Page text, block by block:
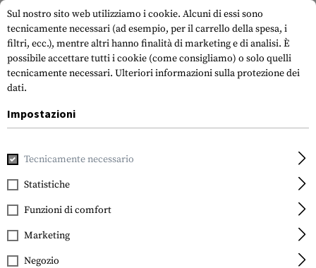
IMI Defense
Belt Clip Attachment
Sul nostro sito web utilizziamo i cookie. Alcuni di essi sono
tecnicamente necessari (ad esempio, per il carrello della spesa, i
filtri, ecc.), mentre altri hanno finalità di marketing e di analisi. È
possibile accettare tutti i cookie (come consigliamo) o solo quelli
tecnicamente necessari. Ulteriori informazioni sulla protezione dei
dati.
Impostazioni
Tecnicamente necessario
Statistiche
Funzioni di comfort
Marketing
Negozio